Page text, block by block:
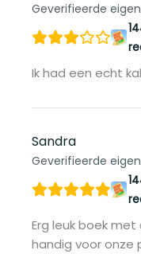
Geverifieerde
Ik had een echt
Sandra
Geverifieerde
Erg leuk boek
handig voor